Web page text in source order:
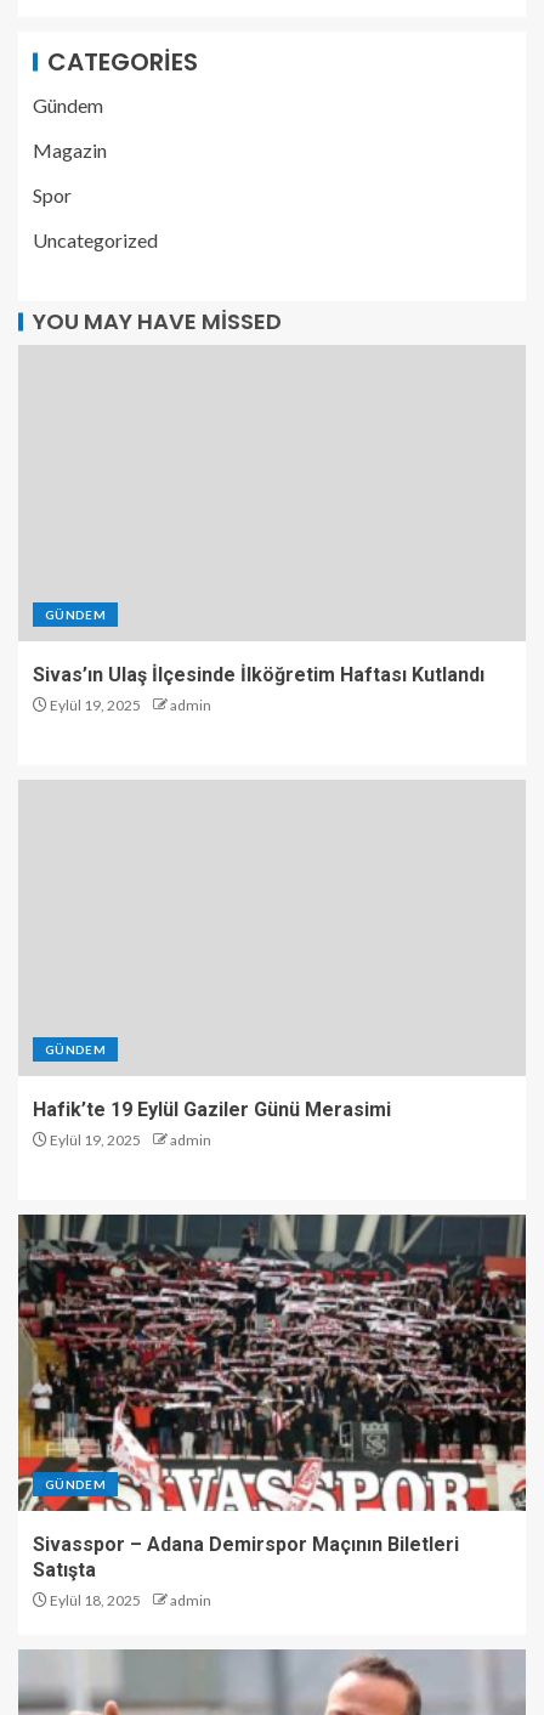
CATEGORIES
Gündem
Magazin
Spor
Uncategorized
YOU MAY HAVE MISSED
GÜNDEM
Sivas’ın Ulaş İlçesinde İlköğretim Haftası Kutlandı
Eylül 19, 2025 admin
GÜNDEM
Hafik’te 19 Eylül Gaziler Günü Merasimi
Eylül 19, 2025 admin
GÜNDEM
Sivasspor – Adana Demirspor Maçının Biletleri
Satışta
Eylül 18, 2025 admin